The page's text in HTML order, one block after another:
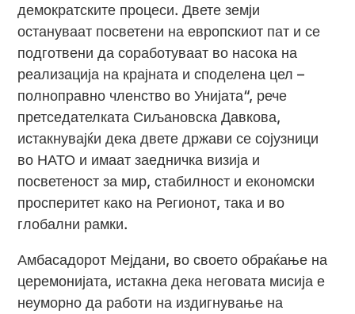
демократските процеси. Двете земји
остануваат посветени на европскиот пат и се
подготвени да соработуваат во насока на
реализација на крајната и споделена цел –
полноправно членство во Унијата“, рече
претседателката Сиљановска Давкова,
истакнувајќи дека двете држави се сојузници
во НАТО и имаат заедничка визија и
посветеност за мир, стабилност и економски
просперитет како на Регионот, така и во
глобални рамки.
Амбасадорот Мејдани, во своето обраќање на
церемонијата, истакна дека неговата мисија е
неуморно да работи на издигнување на